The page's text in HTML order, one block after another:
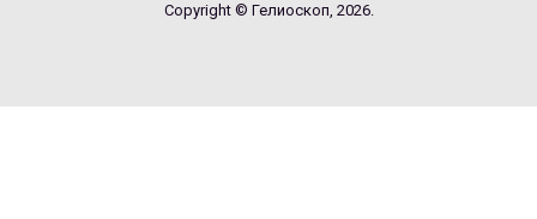
Copyright © Гелиоскоп, 2026.